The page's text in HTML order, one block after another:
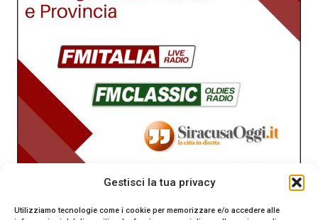
Gestisci la tua privacy
Utilizziamo tecnologie come i cookie per memorizzare e/o accedere alle